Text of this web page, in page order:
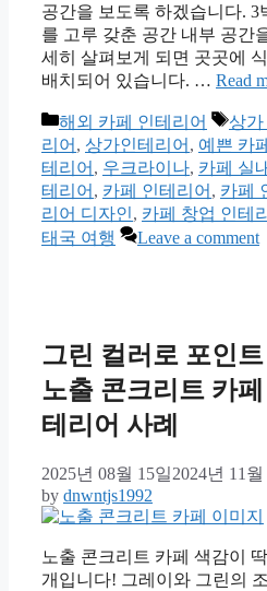
공간을 보도록 하겠습니다. 3
를 고루 갖춘 공간 내부 공간
세히 살펴보게 되면 곳곳에 식
배치되어 있습니다. … Read
Categories
해외 카페 인테리어 Tags
상가
리어 , 상가인테리어 , 예쁜 카
테리어 , 우크라이나, 카페 실
테리어 , 카페 인테리어 , 카페
리어 디자인, 카페 창업 인테
태국 여행
Leave a comment
그린 컬러로 포인
노출 콘크리트 카페
테리어 사례
2025년 08월 15일2024년 11월
by dnwntjs1992
노출 콘크리트 카페 색감이
개입니다! 그레이와 그린의